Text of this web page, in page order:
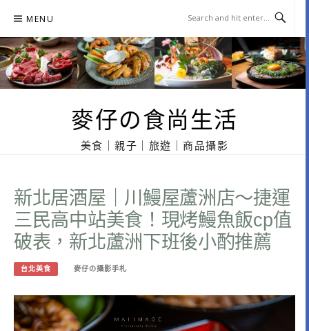
content
MENU
麥仔の食尚生活
美食｜親子｜旅遊｜商品攝影
新北居酒屋｜川鰻屋蘆洲店～捷運
三民高中站美食！現烤鰻魚飯cp值
破表，新北蘆洲下班後小酌推薦
台北美食 麥仔の攝影手札